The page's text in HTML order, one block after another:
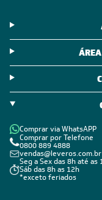
Comprar via WhatsAPP
Comprar por Telefone
0800 889 4888
vendas@leveros.com.br
Seg a Sex das 8h até as
Sáb das 8h as 12h
*exceto feriados